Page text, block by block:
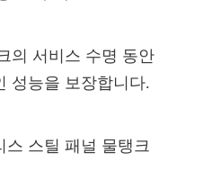
의 서비스 수명 동안
성능을 보장합니다.
스 스틸 패널 물탱크